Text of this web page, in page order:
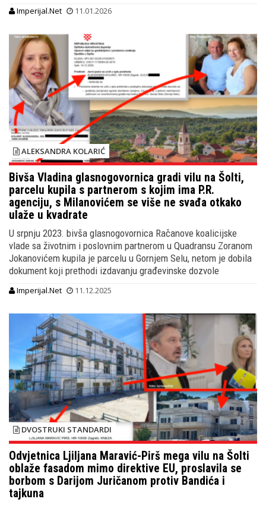
Imperijal.Net 11.01.2026
ALEKSANDRA KOLARIĆ
Bivša Vladina glasnogovornica gradi vilu na Šolti,
parcelu kupila s partnerom s kojim ima P.R.
agenciju, s Milanovićem se više ne svađa otkako
ulaže u kvadrate
U srpnju 2023. bivša glasnogovornica Račanove koalicijske
vlade sa životnim i poslovnim partnerom u Quadransu Zoranom
Jokanovićem kupila je parcelu u Gornjem Selu, netom je dobila
dokument koji prethodi izdavanju građevinske dozvole
Imperijal.Net 11.12.2025
DVOSTRUKI STANDARDI
Odvjetnica Ljiljana Maravić-Pirš mega vilu na Šolti
oblaže fasadom mimo direktive EU, proslavila se
borbom s Darijom Juričanom protiv Bandića i
tajkuna